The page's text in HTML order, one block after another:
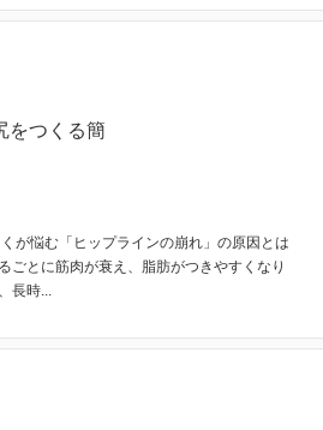
をつくる簡
が悩む「ヒップラインの崩れ」の原因とは
ごとに筋肉が衰え、脂肪がつきやすくなり
長時...